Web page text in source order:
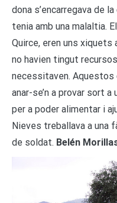
dona s’encarregava de
tenia amb una malaltia.
Quirce, eren uns
no havien tingut
necessitaven. Aquestos
anar-se’n a provar sort
per a poder alimentar i
Nieves treballava a una
de soldat. Belén